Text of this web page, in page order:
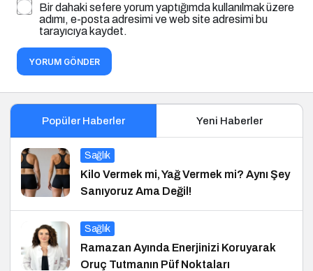
Bir dahaki sefere yorum yaptığımda kullanılmak üzere
adımı, e-posta adresimi ve web site adresimi bu
tarayıcıya kaydet.
YORUM GÖNDER
Popüler Haberler Yeni Haberler
Sağlık
Kilo Vermek mi, Yağ Vermek mi? Aynı Şey
Sanıyoruz Ama Değil!
Sağlık
Ramazan Ayında Enerjinizi Koruyarak
Oruç Tutmanın Püf Noktaları